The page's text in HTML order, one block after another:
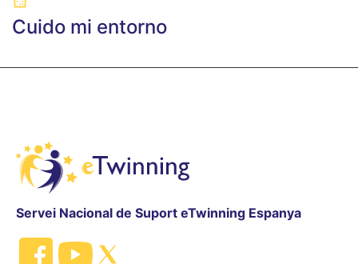
Cuido mi entorno
Servei Nacional de Suport eTwinning Espanya